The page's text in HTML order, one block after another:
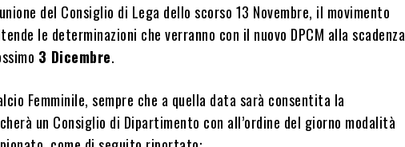
del Consiglio di Lega dello scorso 13 Novembre, il movimento
le determinazioni che verranno con il nuovo DPCM alla scadenza
3 Dicembre.
Femminile, sempre che a quella data sarà consentita la
un Consiglio di Dipartimento con all’ordine del giorno modalità